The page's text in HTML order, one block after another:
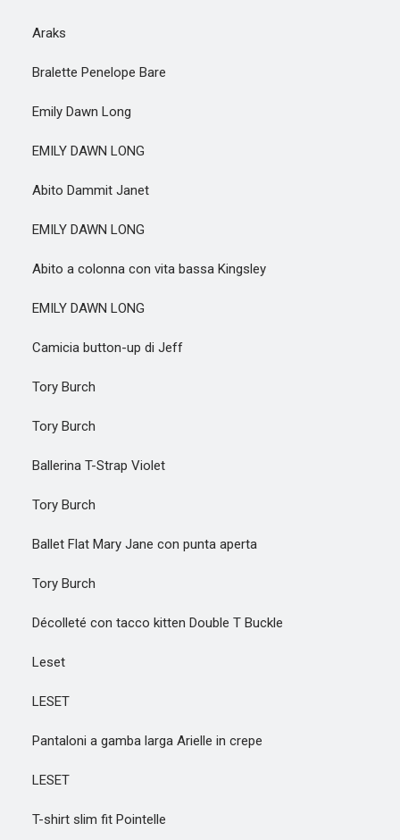
Araks
Bralette Penelope Bare
Emily Dawn Long
EMILY DAWN LONG
Abito Dammit Janet
EMILY DAWN LONG
Abito a colonna con vita bassa Kingsley
EMILY DAWN LONG
Camicia button-up di Jeff
Tory Burch
Tory Burch
Ballerina T-Strap Violet
Tory Burch
Ballet Flat Mary Jane con punta aperta
Tory Burch
Décolleté con tacco kitten Double T Buckle
Leset
LESET
Pantaloni a gamba larga Arielle in crepe
LESET
T-shirt slim fit Pointelle